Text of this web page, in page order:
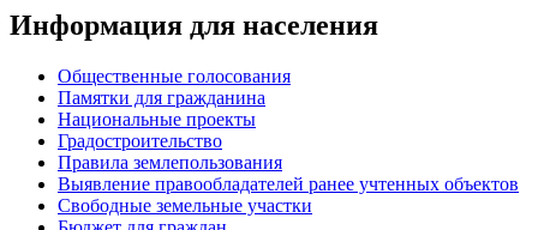
Информация для населения
Общественные голосования
Памятки для гражданина
Национальные проекты
Градостроительство
Правила землепользования
Выявление правообладателей ранее учтенных объектов
Свободные земельные участки